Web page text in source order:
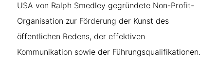
USA von Ralph Smedley gegründete Non-Profit-
Organisation zur Förderung der Kunst des
öffentlichen Redens, der effektiven
Kommunikation sowie der Führungsqualifikationen.